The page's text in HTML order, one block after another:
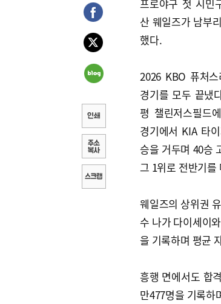
프로야구 첫 시민
산 웨일즈가 남부
했다.
2026 KBO 퓨처
경기를 모두 끝냈
평 챌린저스필드
경기에서 KIA 타
승을 거두며 40승
그 1위로 전반기를
웨일즈의 상위권
수 나가 다이세이
을 기록하며 평균
흥행 면에서도 합
만477명을 기록하